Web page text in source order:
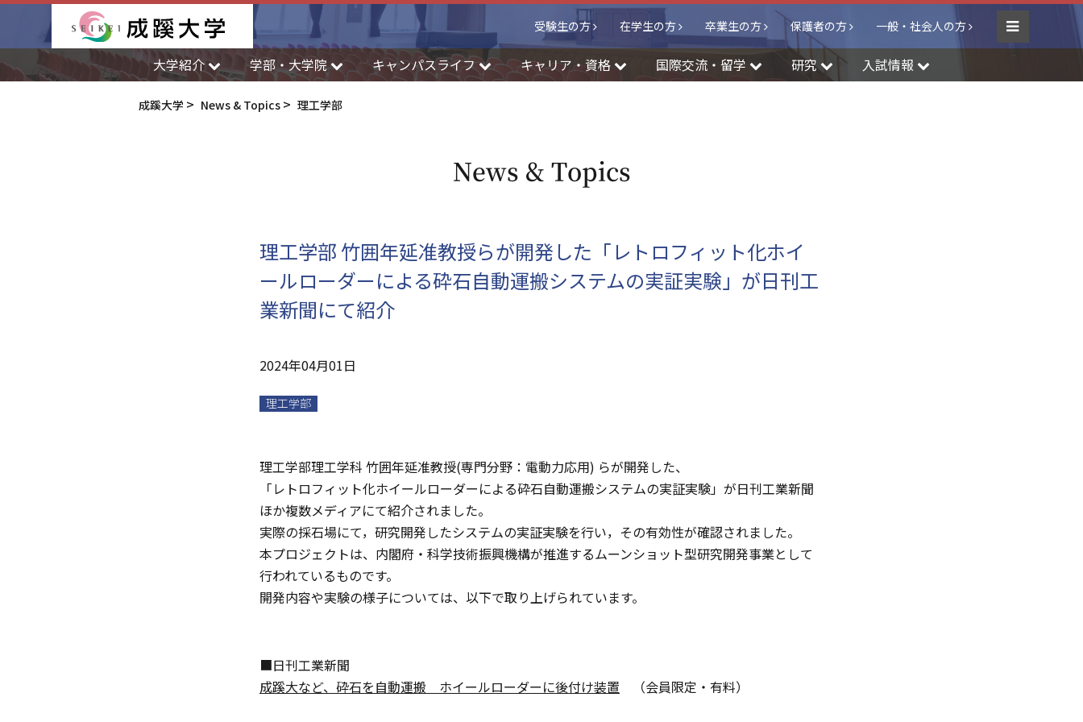
Menu
成蹊大学
受験生の方 在学生の方 卒業生の方 保護者の方 一般・社会人の方
大学紹介 学部・大学院 キャンパスライフ キャリア・資格 国際交流・留学 研究 入試情報
成蹊大学 News & Topics 理工学部
News & Topics
理工学部 竹囲年延准教授らが開発した「レトロフィット化ホイ
ールローダーによる砕石自動運搬システムの実証実験」が日刊工
業新聞にて紹介
2024年04月01日
理工学部
理工学部理工学科 竹囲年延准教授(専門分野：電動力応用) らが開発した、
「レトロフィット化ホイールローダーによる砕石自動運搬システムの実証実験」が日刊工業新聞
ほか複数メディアにて紹介されました。
実際の採石場にて，研究開発したシステムの実証実験を行い，その有効性が確認されました。
本プロジェクトは、内閣府・科学技術振興機構が推進するムーンショット型研究開発事業として
行われているものです。
開発内容や実験の様子については、以下で取り上げられています。
■日刊工業新聞
成蹊大など、砕石を自動運搬 ホイールローダーに後付け装置 （会員限定・有料）